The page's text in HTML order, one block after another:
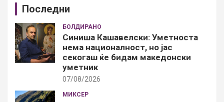
Последни
БОЛДИРАНО
Синиша Кашавелски: Уметноста
нема националност, но јас
секогаш ќе бидам македонски
уметник
07/08/2026
МИКСЕР